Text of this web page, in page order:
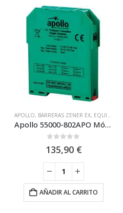
, MÓDULOS ANALÓGICOS ,
APOLLO, BARRERAS ZENER EX, EQUIPO DIRECCIONABLE APOLLO DISCOVERY XP95
Apollo 55000-802APO Módulo Apollo de doble aislador, Formato Carril DIN, XP95, Discovery
135,90 €
AÑADIR AL CARRITO